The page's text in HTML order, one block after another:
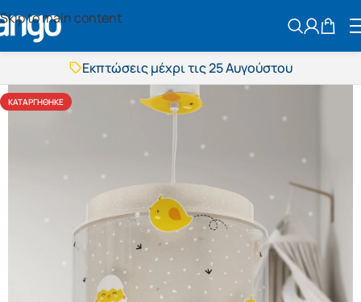
Skip to main content
Εκπτώσεις μέχρι τις 25 Αυγούστου
Δωρεάν μεταφορικά
BOXNOW αποστολή
Άμεση παράδοση
Δωρεάν μεταφορικά
Άμεση παράδοση
ΚΑΤΑΡΓΉΘΗΚΕ